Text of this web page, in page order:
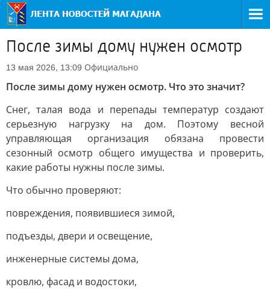
После зимы дому нужен осмотр
13 мая 2026, 13:09 Официально
После зимы дому нужен осмотр. Что это значит?
Снег, талая вода и перепады температур создают
серьезную нагрузку на дом. Поэтому весной
управляющая организация обязана провести
сезонный осмотр общего имущества и проверить,
какие работы нужны после зимы.
Что обычно проверяют:
повреждения, появившиеся зимой,
подъезды, двери и освещение,
инженерные системы дома,
кровлю, фасад и водостоки,